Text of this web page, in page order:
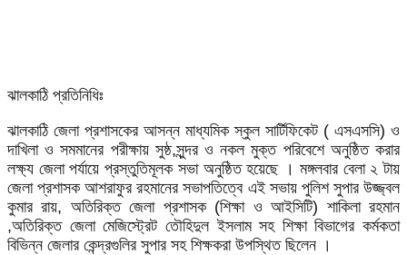
ঝালকাঠি প্রতিনিধিঃ
ঝালকাঠি জেলা প্রশাসকের আসন্ন মাধ্যমিক স্কুল সার্টিফিকেট ( এসএসসি) ও
দাখিলা ও সমমানের পরীক্ষায় সুষ্ঠ,সুন্দর ও নকল মুক্ত পরিবেশে অনুষ্ঠিত করার
লক্ষ্য জেলা পর্যায়ে প্রস্তুতিমূলক সভা অনুষ্ঠিত হয়েছে । মঙ্গলবার বেলা ২ টায়
জেলা প্রশাসক আশরাফুর রহমানের সভাপতিত্বে এই সভায় পুলিশ সুপার উজ্জ্বল
কুমার রায়, অতিরিক্ত জেলা প্রশাসক (শিক্ষা ও আইসিটি) শাকিলা রহমান
,অতিরিক্ত জেলা মেজিস্ট্রেট তৌহিদুল ইসলাম সহ শিক্ষা বিভাগের কর্মকতা
বিভিন্ন জেলার কেন্দ্রগুলির সুপার সহ শিক্ষকরা উপস্থিত ছিলেন ।